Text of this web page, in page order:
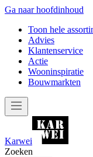
Ga naar hoofdinhoud
Toon hele
Advies
Klantenservice
Actie
Wooninspiratie
Bouwmarkten
Karwei
Zoeken